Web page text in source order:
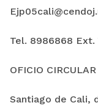
Tel. 8986868 Ext.
OFICIO CIRCULAR
Santiago de Cali,